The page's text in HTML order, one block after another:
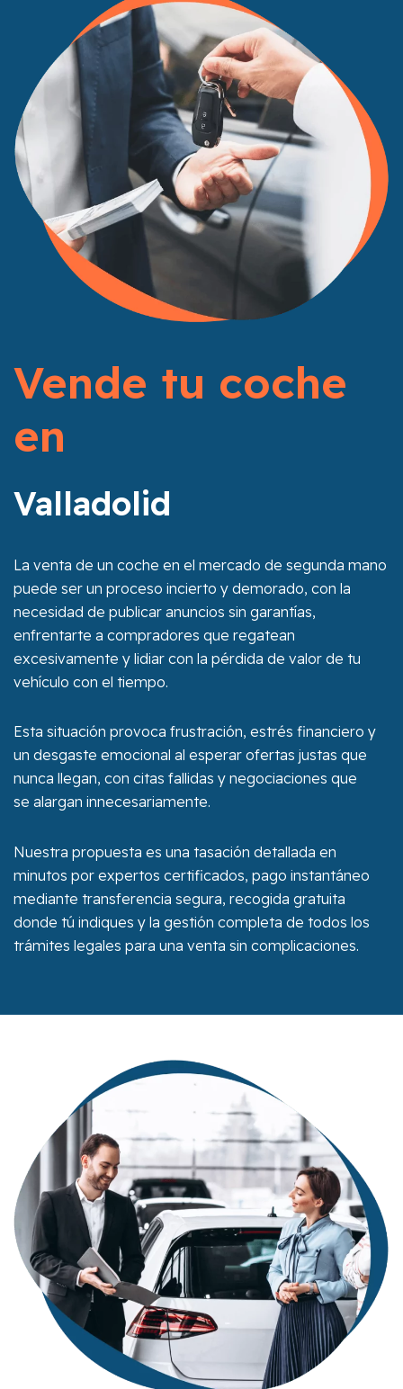
Vende tu coche
en
Valladolid
La venta de un coche en el mercado de segunda mano
puede ser un proceso incierto y demorado, con la
necesidad de publicar anuncios sin garantías,
enfrentarte a compradores que regatean
excesivamente y lidiar con la pérdida de valor de tu
vehículo con el tiempo.
Esta situación provoca frustración, estrés financiero y
un desgaste emocional al esperar ofertas justas que
nunca llegan, con citas fallidas y negociaciones que
se alargan innecesariamente.
Nuestra propuesta es una tasación detallada en
minutos por expertos certificados, pago instantáneo
mediante transferencia segura, recogida gratuita
donde tú indiques y la gestión completa de todos los
trámites legales para una venta sin complicaciones.